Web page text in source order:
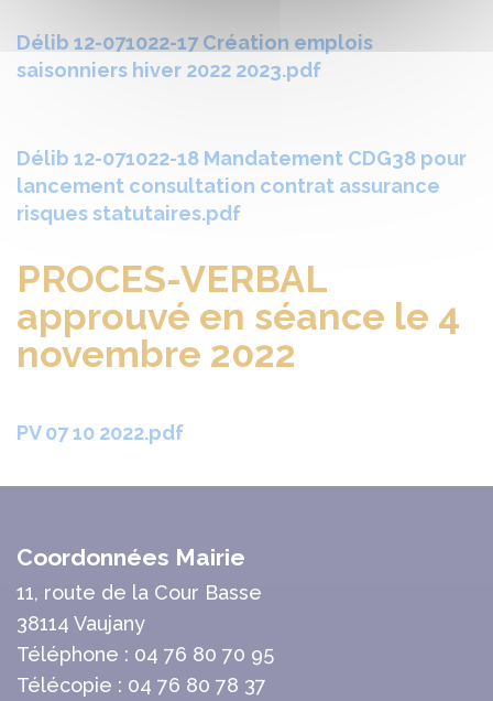
Délib 12-071022-17 Création emplois
saisonniers hiver 2022 2023.pdf
Délib 12-071022-18 Mandatement CDG38 pour
lancement consultation contrat assurance
risques statutaires.pdf
PROCES-VERBAL
approuvé en séance le 4
novembre 2022
PV 07 10 2022.pdf
Coordonnées Mairie
11, route de la Cour Basse
38114 Vaujany
Téléphone : 04 76 80 70 95
Télécopie : 04 76 80 78 37